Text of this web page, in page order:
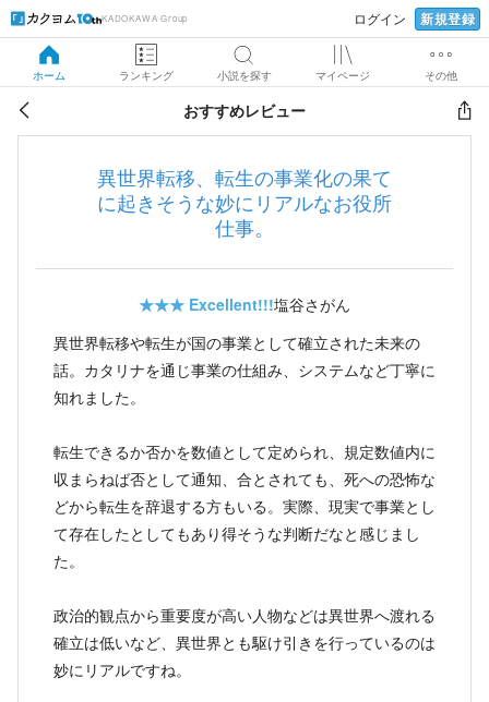
KADOKAWA Group ログイン 新規登録
ホーム ランキング 小説を探す マイページ その他
おすすめレビュー
異世界転移、転生の事業化の果て
に起きそうな妙にリアルなお役所
仕事。
★★★ Excellent!!!塩谷さがん
異世界転移や転生が国の事業として確立された未来の
話。カタリナを通じ事業の仕組み、システムなど丁寧に
知れました。
転生できるか否かを数値として定められ、規定数値内に
収まらねば否として通知、合とされても、死への恐怖な
どから転生を辞退する方もいる。実際、現実で事業とし
て存在したとしてもあり得そうな判断だなと感じまし
た。
政治的観点から重要度が高い人物などは異世界へ渡れる
確立は低いなど、異世界とも駆け引きを行っているのは
妙にリアルですね。